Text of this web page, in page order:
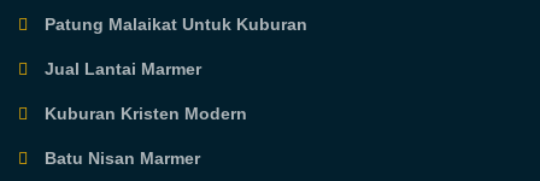
Patung Malaikat Untuk Kuburan
Jual Lantai Marmer
Kuburan Kristen Modern
Batu Nisan Marmer